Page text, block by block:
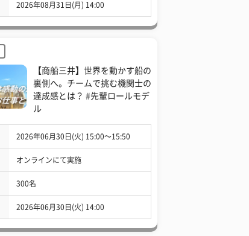
2026年08月31日(月) 14:00
【商船三井】世界を動かす船の
裏側へ。チームで挑む機関士の
達成感とは？ #先輩ロールモデ
ル
2026年06月30日(火) 15:00〜15:50
オンラインにて実施
300名
2026年06月30日(火) 14:00